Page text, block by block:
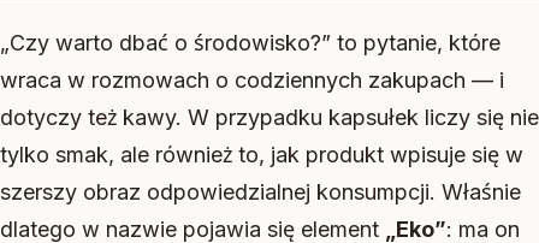
„Czy warto dbać o środowisko?” to pytanie, które
wraca w rozmowach o codziennych zakupach — i
dotyczy też kawy. W przypadku kapsułek liczy się nie
tylko smak, ale również to, jak produkt wpisuje się w
szerszy obraz odpowiedzialnej konsumpcji. Właśnie
dlatego w nazwie pojawia się element
„Eko”: ma on